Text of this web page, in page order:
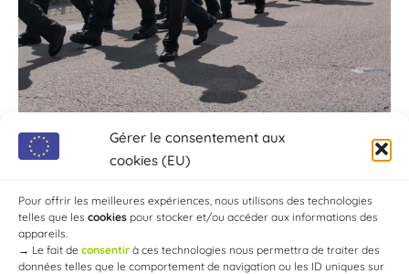
Gérer le consentement aux
cookies (EU)
Pour offrir les meilleures expériences, nous utilisons des technologies
telles que les cookies pour stocker et/ou accéder aux informations des
appareils.
→ Le fait de consentir à ces technologies nous permettra de traiter des
données telles que le comportement de navigation ou les ID uniques sur